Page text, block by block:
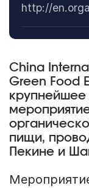
http://
China
Green Food
крупнейшее
пищи,
Пекине и